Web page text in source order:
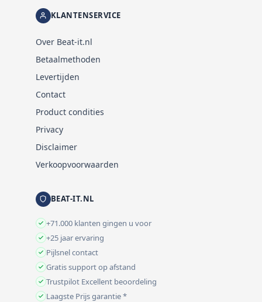
KLANTENSERVICE
Over Beat-it.nl
Betaalmethoden
Levertijden
Contact
Product condities
Privacy
Disclaimer
Verkoopvoorwaarden
BEAT-IT.NL
+71.000 klanten gingen u voor
+25 jaar ervaring
Pijlsnel contact
Gratis support op afstand
Trustpilot Excellent beoordeling
Laagste Prijs garantie *